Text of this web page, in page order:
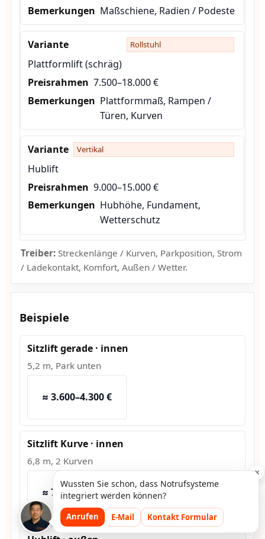
Maßschiene, Radien / Podeste
Rollstuhl
Plattformlift (schräg)
7.500–18.000 €
Plattformmaß, Rampen /
Türen, Kurven
Vertikal
Hublift
9.000–15.000 €
Hubhöhe, Fundament,
Wetterschutz
Treiber:Streckenlänge / Kurven, Parkposition, Strom
/ Ladekontakt, Komfort, Außen / Wetter.
Beispiele
Sitzlift gerade · innen
5,2 m, Park unten
≈ 3.600–4.300 €
Sitzlift Kurve · innen
6,8 m, 2 Kurven
≈ 7.500–9.200 €
×
Wussten Sie schon, dass Notrufsysteme
integriert werden können?
Anrufen E-Mail Kontakt Formular